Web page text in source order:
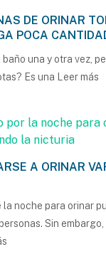
DE ORINAR
POCA
una y otra vez,
Es una Leer más
A ORINAR
noche para orinar
Sin embargo,